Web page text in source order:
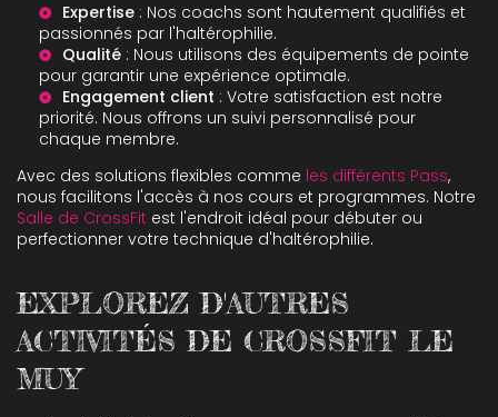
Expertise : Nos coachs sont hautement qualifiés et
passionnés par l'haltérophilie.
Qualité : Nous utilisons des équipements de pointe
pour garantir une expérience optimale.
Engagement client : Votre satisfaction est notre
priorité. Nous offrons un suivi personnalisé pour
chaque membre.
Avec des solutions flexibles comme les différents Pass,
nous facilitons l'accès à nos cours et programmes. Notre
Salle de CrossFit est l'endroit idéal pour débuter ou
perfectionner votre technique d'haltérophilie.
EXPLOREZ D'AUTRES
ACTIVITÉS DE CROSSFIT LE
MUY